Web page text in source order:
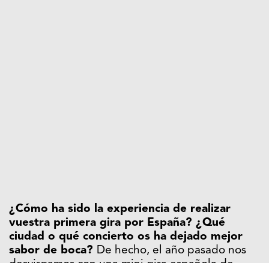
¿Cómo ha sido la experiencia de realizar
vuestra primera gira por España? ¿Qué
ciudad o qué concierto os ha dejado mejor
sabor de boca? De hecho, el año pasado nos